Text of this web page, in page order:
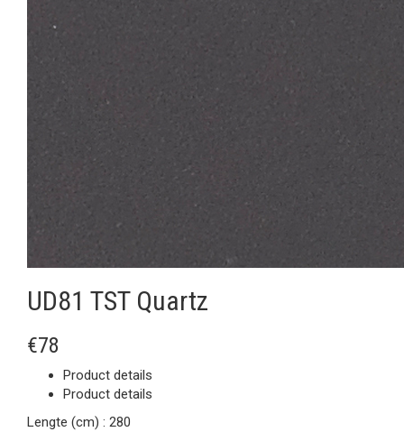
UD81 TST Quartz
€78
Product details
Product details
Lengte (cm) : 280